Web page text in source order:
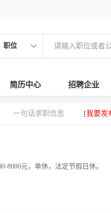
职位
简历中心 招聘企业
一句话求职信息 [我要发
8000元，单休，法定节假日休。